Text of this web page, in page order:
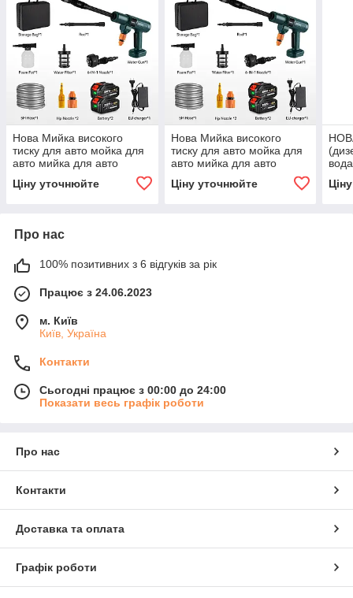
Нова Мийка високого
тиску для авто мойка для
авто мийка для авто
Ціну уточнюйте
Нова Мийка високого
тиску для авто мойка для
авто мийка для авто
Ціну уточнюйте
Про нас
100% позитивних з 6 відгуків за рік
Працює з 24.06.2023
м. Київ
Київ, Україна
Контакти
Сьогодні працює з 00:00 до 24:00
Показати весь графік роботи
Про нас
Контакти
Доставка та оплата
Графік роботи